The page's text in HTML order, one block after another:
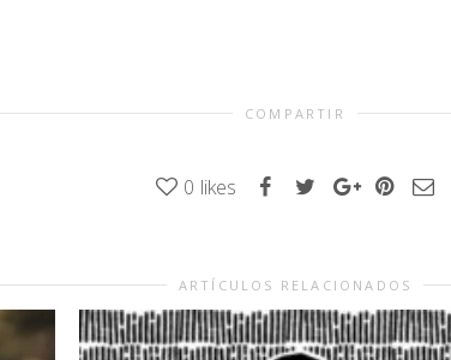
COMPARTIR
0 likes
ARTÍCULOS RELACIONADOS